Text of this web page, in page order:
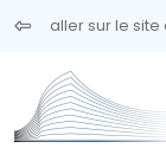
Aller au contenu
aller sur le